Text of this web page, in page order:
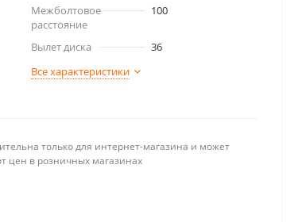
Межболтовое
расстояние
100
Вылет диска
36
Все характеристики
только для интернет-магазина и может
цен в розничных магазинах